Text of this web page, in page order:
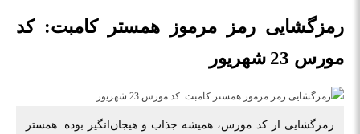
رمزگشایی رمز مرموز همستر کامبت: کد
مورس 23 شهریور
رمزگشایی از کد مورس، همیشه جذاب و هیجان‌انگیز بوده. همستر